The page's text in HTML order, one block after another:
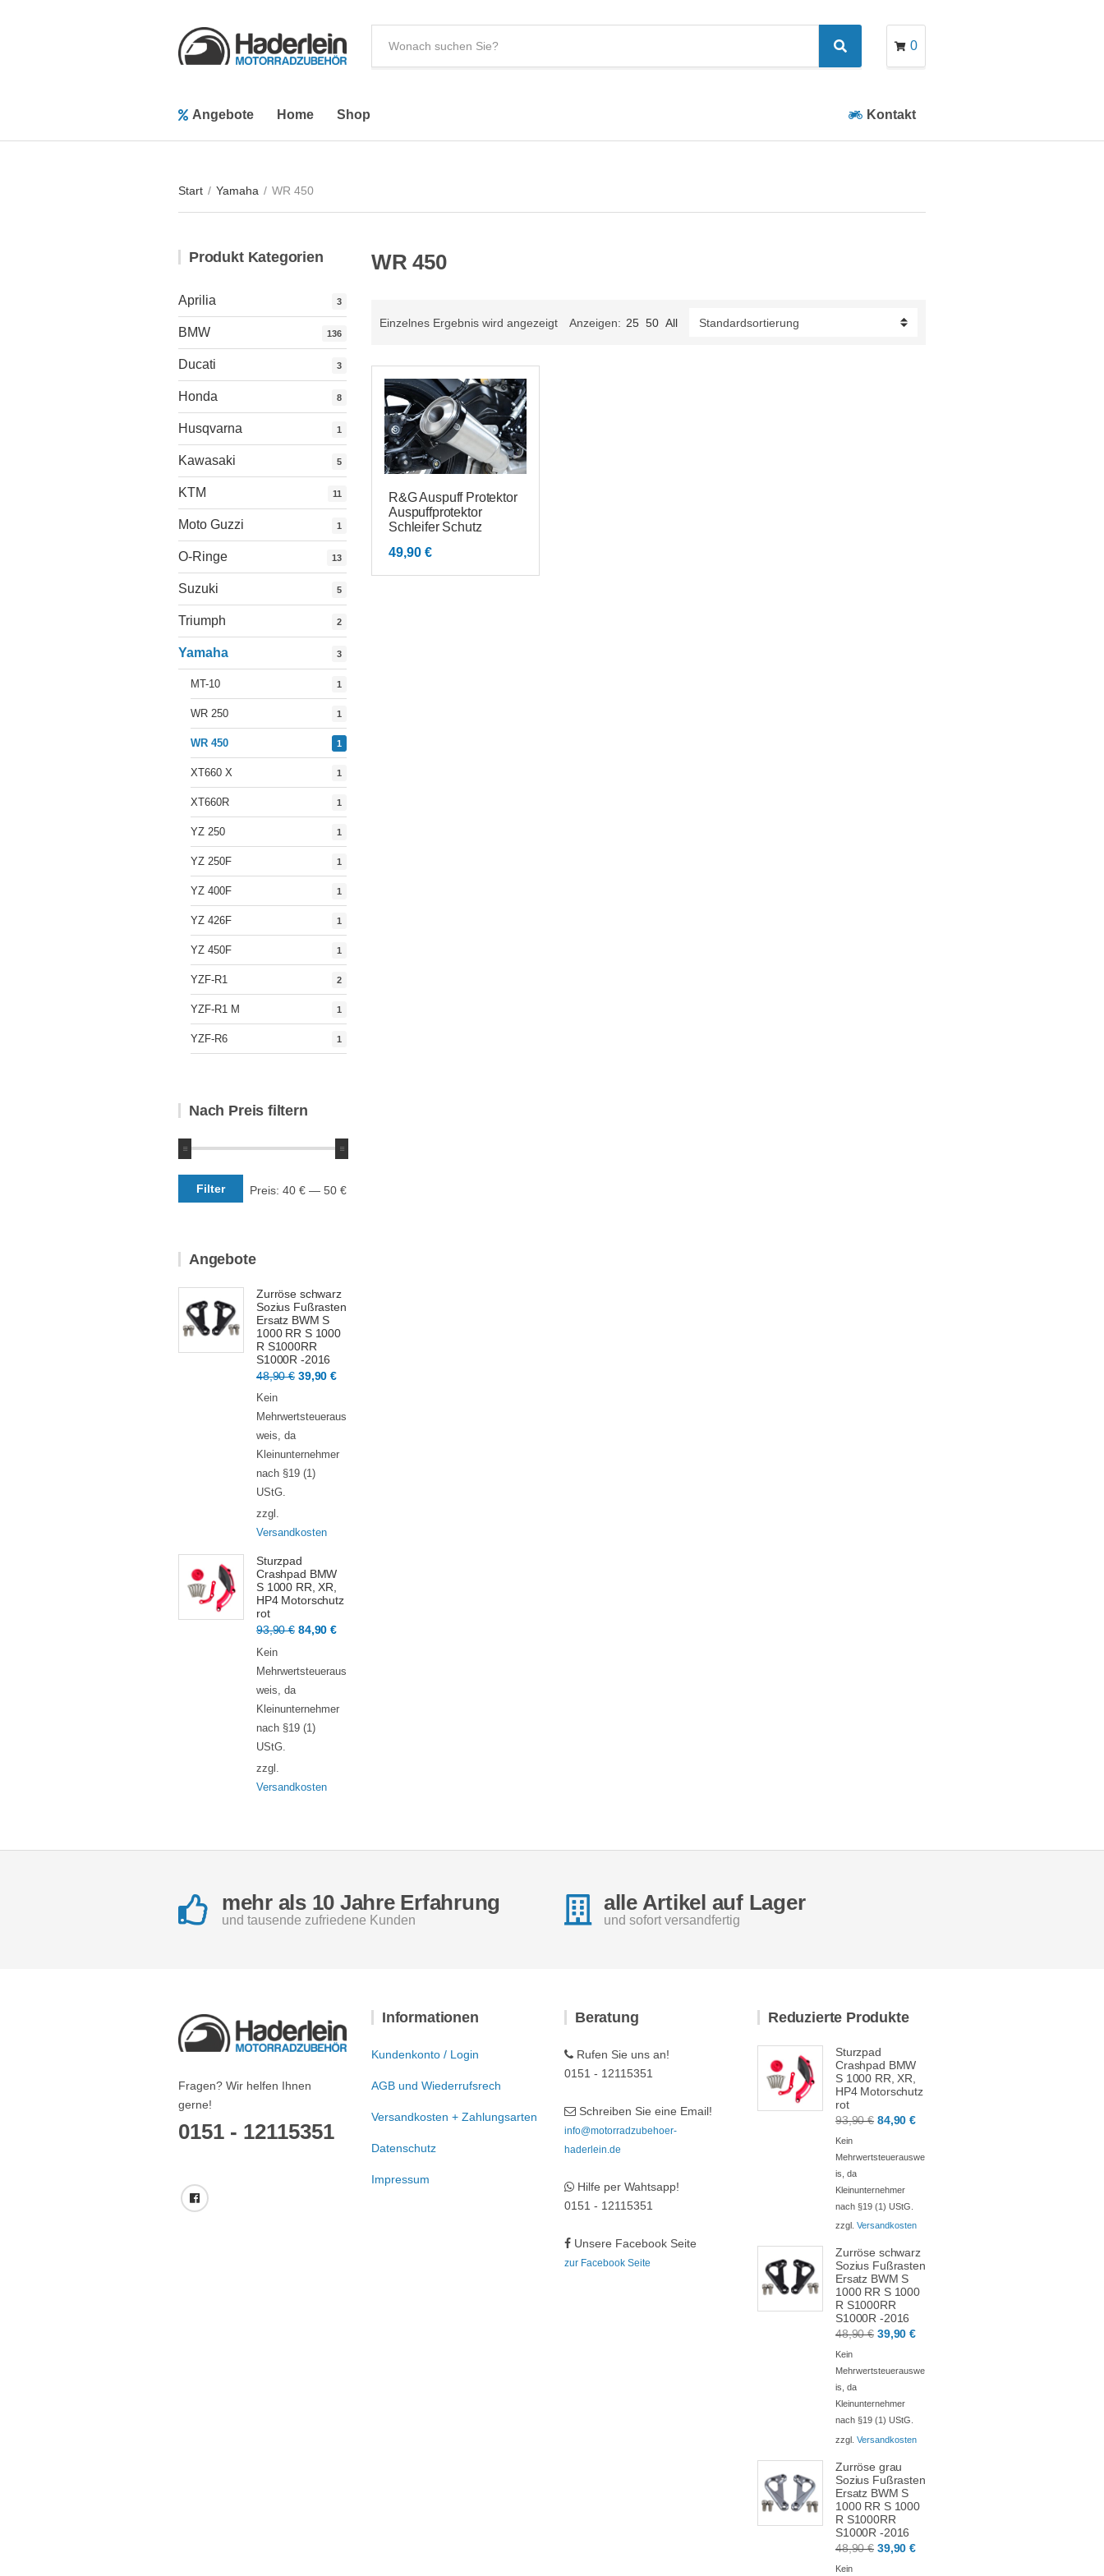
n
m
e
t
Search 0
Angebote Home Shop Kontakt
Start / Yamaha / WR 450
WR 450
Einzelnes Ergebnis wird angezeigt Anzeigen: 25 50 All
R&G Auspuff Protektor
Auspuffprotektor
Schleifer Schutz
49,90 €
Produkt Kategorien
Aprilia 3
BMW 136
Ducati 3
Honda 8
Husqvarna 1
Kawasaki 5
KTM 11
Moto Guzzi 1
O-Ringe 13
Suzuki 5
Triumph 2
Yamaha 3
MT-10 1
WR 250 1
WR 450 1
XT660 X 1
XT660R 1
YZ 250 1
YZ 250F 1
YZ 400F 1
YZ 426F 1
YZ 450F 1
YZF-R1 2
YZF-R1 M 1
YZF-R6 1
Nach Preis filtern
Min.
Preis
Max.
Preis
Filter Preis: 40 € — 50 €
Angebote
Zurröse schwarz
Sozius Fußrasten
Ersatz BWM S
1000 RR S 1000
R S1000RR
S1000R -2016
48,90€ Ursprünglicher
war:
39,90€Aktueller
ist:
Kein
Mehrwertsteueraus
weis, da
Kleinunternehmer
nach §19 (1)
UStG.
zzgl.
Versandkosten
Sturzpad
Crashpad BMW
S 1000 RR, XR,
HP4 Motorschutz
rot
93,90€ Ursprünglicher
war:
84,90€Aktueller
ist:
Kein
Mehrwertsteueraus
weis, da
Kleinunternehmer
nach §19 (1)
UStG.
zzgl.
Versandkosten
mehr als 10 Jahre Erfahrung
und tausende zufriedene Kunden
alle Artikel auf Lager
und sofort versandfertig
Fragen? Wir helfen Ihnen
gerne!
0151 - 12115351
Informationen
Kundenkonto / Login
AGB und Wiederrufsrech
Versandkosten + Zahlungsarten
Datenschutz
Impressum
Beratung
Rufen Sie uns an!
0151 - 12115351
Schreiben Sie eine Email!
info@motorradzubehoer-
haderlein.de
Hilfe per Wahtsapp!
0151 - 12115351
Unsere Facebook Seite
zur Facebook Seite
Reduzierte Produkte
Sturzpad
Crashpad BMW
S 1000 RR, XR,
HP4 Motorschutz
rot
93,90€ Ursprünglicher
war:
84,90€Aktueller
ist:
Kein
Mehrwertsteuerauswe
is, da
Kleinunternehmer
nach §19 (1) UStG.
zzgl. Versandkosten
Zurröse schwarz
Sozius Fußrasten
Ersatz BWM S
1000 RR S 1000
R S1000RR
S1000R -2016
48,90€ Ursprünglicher
war:
39,90€Aktueller
ist:
Kein
Mehrwertsteuerauswe
is, da
Kleinunternehmer
nach §19 (1) UStG.
zzgl. Versandkosten
Zurröse grau
Sozius Fußrasten
Ersatz BWM S
1000 RR S 1000
R S1000RR
S1000R -2016
48,90€ Ursprünglicher
39,90€Aktueller
Kein